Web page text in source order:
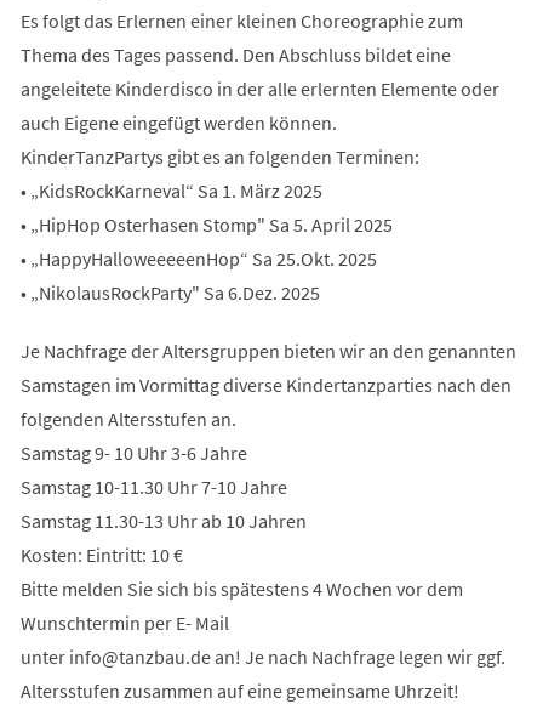
Es folgt das Erlernen einer kleinen Choreographie zum
Thema des Tages passend. Den Abschluss bildet eine
angeleitete Kinderdisco in der alle erlernten Elemente oder
auch Eigene eingefügt werden können.
KinderTanzPartys gibt es an folgenden Terminen:
• „KidsRockKarneval“ Sa 1. März 2025
• „HipHop Osterhasen Stomp" Sa 5. April 2025
• „HappyHalloweeeeenHop“ Sa 25.Okt. 2025
• „NikolausRockParty" Sa 6.Dez. 2025
Je Nachfrage der Altersgruppen bieten wir an den genannten
Samstagen im Vormittag diverse Kindertanzparties nach den
folgenden Altersstufen an.
Samstag 9- 10 Uhr 3-6 Jahre
Samstag 10-11.30 Uhr 7-10 Jahre
Samstag 11.30-13 Uhr ab 10 Jahren
Kosten: Eintritt: 10 €
Bitte melden Sie sich bis spätestens 4 Wochen vor dem
Wunschtermin per E- Mail
unter info tanzbau dean! Je nach Nachfrage legen wir ggf.
Altersstufen zusammen auf eine gemeinsame Uhrzeit!